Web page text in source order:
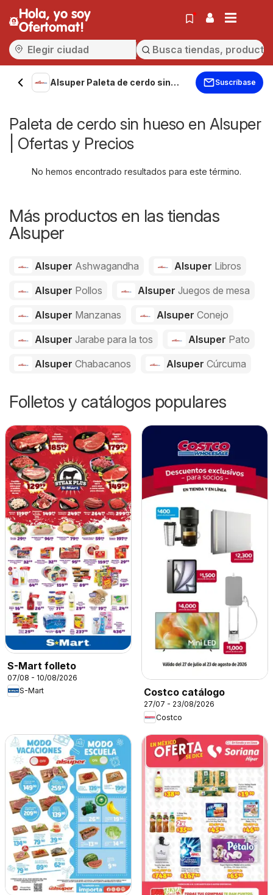
Hola, yo soy
Ofertomat!
Alsuper Paleta de cerdo sin
Suscríbase
Paleta de cerdo sin hueso en Alsuper
| Ofertas y Precios
No hemos encontrado resultados para este término.
Más productos en las tiendas
Alsuper
Alsuper Ashwagandha Alsuper Libros
Alsuper Pollos Alsuper Juegos de mesa
Alsuper Manzanas Alsuper Conejo
Alsuper Jarabe para la tos Alsuper Pato
Alsuper Chabacanos Alsuper Cúrcuma
Folletos y catálogos populares
S-Mart folleto
07/08 - 10/08/2026
S-Mart
Costco catálogo
27/07 - 23/08/2026
Costco